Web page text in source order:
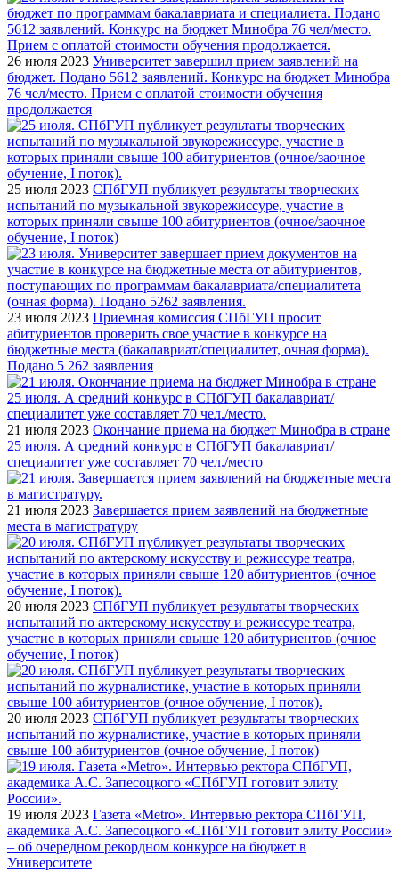
26 июля 2023 Университет завершил прием заявлений на
бюджет. Подано 5612 заявлений. Конкурс на бюджет Минобра
76 чел/место. Прием с оплатой стоимости обучения
продолжается
25 июля 2023 СПбГУП публикует результаты творческих
испытаний по музыкальной звукорежиссуре, участие в
которых приняли свыше 100 абитуриентов (очное/заочное
обучение, I поток)
23 июля 2023 Приемная комиссия СПбГУП просит
абитуриентов проверить свое участие в конкурсе на
бюджетные места (бакалавриат/специалитет, очная форма).
Подано 5 262 заявления
21 июля 2023 Окончание приема на бюджет Минобра в стране
25 июля. А средний конкурс в СПбГУП бакалавриат/
специалитет уже составляет 70 чел./место
21 июля 2023 Завершается прием заявлений на бюджетные
места в магистратуру
20 июля 2023 СПбГУП публикует результаты творческих
испытаний по актерскому искусству и режиссуре театра,
участие в которых приняли свыше 120 абитуриентов (очное
обучение, I поток)
20 июля 2023 СПбГУП публикует результаты творческих
испытаний по журналистике, участие в которых приняли
свыше 100 абитуриентов (очное обучение, I поток)
19 июля 2023 Газета «Metro». Интервью ректора СПбГУП,
академика А.С. Запесоцкого «СПбГУП готовит элиту России»
– об очередном рекордном конкурсе на бюджет в
Университете